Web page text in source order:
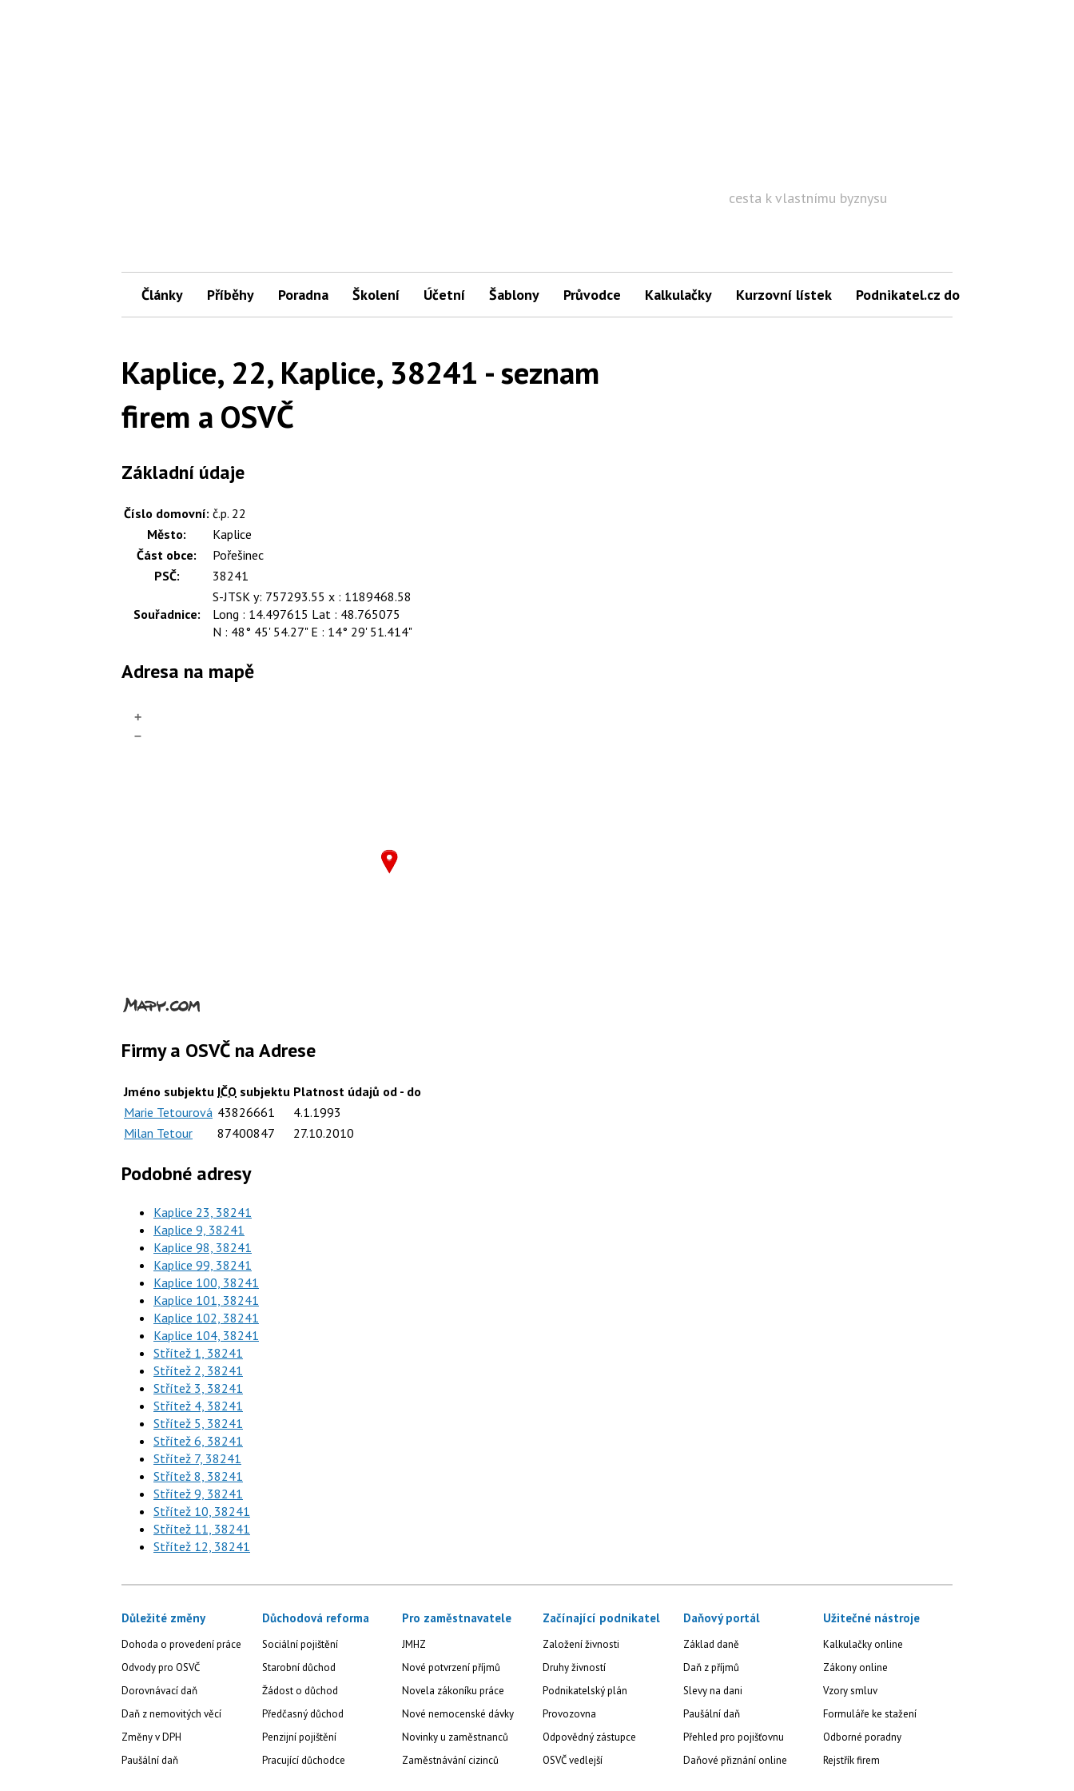
cesta k vlastnímu byznysu
Články Příběhy Poradna Školení Účetní Šablony Průvodce Kalkulačky Kurzovní lístek Podnikatel.cz do mailu
Kaplice, 22, Kaplice, 38241 - seznam
firem a OSVČ
Základní údaje
Číslo domovní: č.p. 22
Město:
Kaplice
Část obce:
Pořešinec
PSČ:
38241
Souřadnice:
S-JTSK y: 757293.55 x : 1189468.58
Long : 14.497615 Lat : 48.765075
N : 48° 45' 54.27" E : 14° 29' 51.414"
Adresa na mapě
+
–
Firmy a OSVČ na Adrese
Jméno subjektu IČO subjektu Platnost údajů od - do
Marie Tetourová 43826661
4.1.1993
Milan Tetour
87400847 27.10.2010
Podobné adresy
Kaplice 23, 38241
Kaplice 9, 38241
Kaplice 98, 38241
Kaplice 99, 38241
Kaplice 100, 38241
Kaplice 101, 38241
Kaplice 102, 38241
Kaplice 104, 38241
Střítež 1, 38241
Střítež 2, 38241
Střítež 3, 38241
Střítež 4, 38241
Střítež 5, 38241
Střítež 6, 38241
Střítež 7, 38241
Střítež 8, 38241
Střítež 9, 38241
Střítež 10, 38241
Střítež 11, 38241
Střítež 12, 38241
Důležité změny
Dohoda o provedení práce
Odvody pro OSVČ
Dorovnávací daň
Daň z nemovitých věcí
Změny v DPH
Paušální daň
Důchodová reforma
Sociální pojištění
Starobní důchod
Žádost o důchod
Předčasný důchod
Penzijní pojištění
Pracující důchodce
Pro zaměstnavatele
JMHZ
Nové potvrzení příjmů
Novela zákoníku práce
Nové nemocenské dávky
Novinky u zaměstnanců
Zaměstnávání cizinců
Začínající podnikatel
Založení živnosti
Druhy živností
Podnikatelský plán
Provozovna
Odpovědný zástupce
OSVČ vedlejší
Daňový portál
Základ daně
Daň z příjmů
Slevy na dani
Paušální daň
Přehled pro pojišťovnu
Daňové přiznání online
Užitečné nástroje
Kalkulačky online
Zákony online
Vzory smluv
Formuláře ke stažení
Odborné poradny
Rejstřík firem